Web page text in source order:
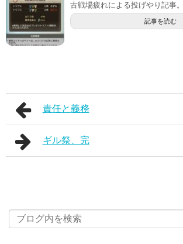
古戦場疲れによる投げやり記事。
記事を読む
責任と義務
ギル祭、完